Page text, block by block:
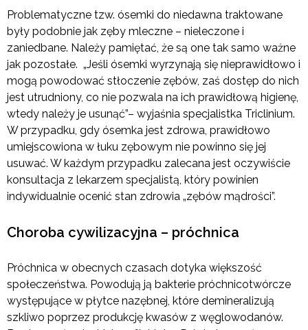
Problematyczne tzw. ósemki do niedawna traktowane
były podobnie jak zęby mleczne – nieleczone i
zaniedbane. Należy pamiętać, że są one tak samo ważne
jak pozostałe. „Jeśli ósemki wyrzynają się nieprawidłowo i
mogą powodować stłoczenie zębów, zaś dostęp do nich
jest utrudniony, co nie pozwala na ich prawidłową higienę,
wtedy należy je usunąć”– wyjaśnia specjalistka Triclinium.
W przypadku, gdy ósemka jest zdrowa, prawidłowo
umiejscowiona w łuku zębowym nie powinno się jej
usuwać. W każdym przypadku zalecana jest oczywiście
konsultacja z lekarzem specjalistą, który powinien
indywidualnie ocenić stan zdrowia „zębów mądrości”.
Choroba cywilizacyjna – próchnica
Próchnica w obecnych czasach dotyka większość
społeczeństwa. Powodują ją bakterie próchnicotwórcze
występujące w płytce nazębnej, które demineralizują
szkliwo poprzez produkcję kwasów z węglowodanów.